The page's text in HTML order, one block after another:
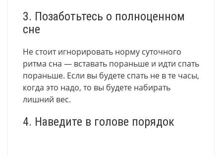
3. Позаботьтесь о полноценном
сне
Не стоит игнорировать норму суточного
ритма сна — вставать пораньше и идти спать
пораньше. Если вы будете спать не в те часы,
когда это надо, то вы будете набирать
лишний вес.
4. Наведите в голове порядок